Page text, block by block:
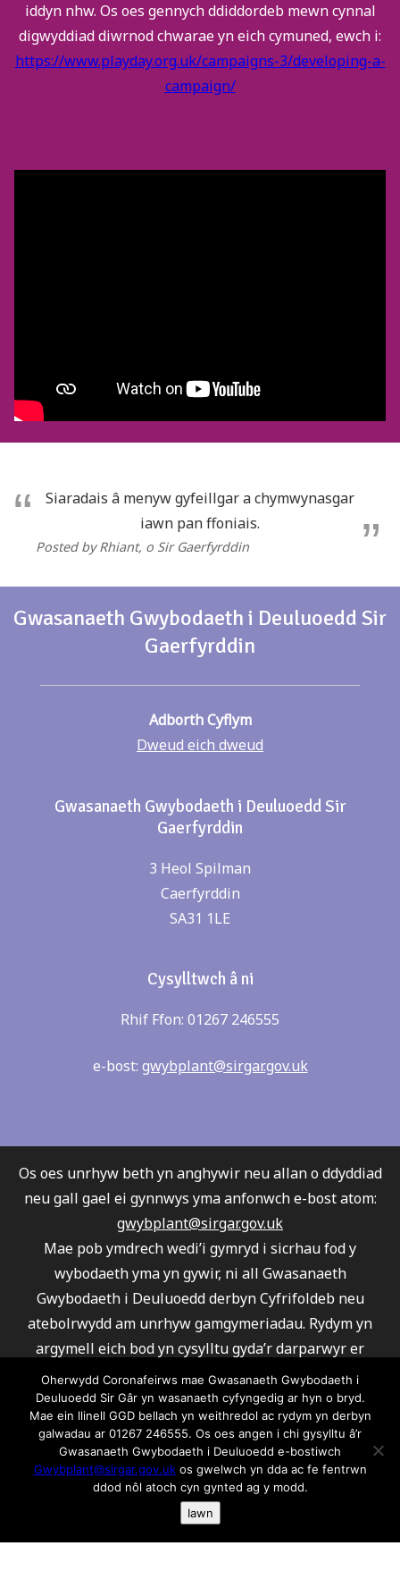
iddyn nhw. Os oes gennych ddiddordeb mewn cynnal
digwyddiad diwrnod chwarae yn eich cymuned, ewch i:
https://www.playday.org.uk/campaigns-3/developing-a-
campaign/
Siaradais â menyw gyfeillgar a chymwynasgar
iawn pan ffoniais.
Posted by Rhiant, o Sir Gaerfyrddin
Gwasanaeth Gwybodaeth i Deuluoedd Sir
Gaerfyrddin
Adborth Cyflym
Dweud eich dweud
Gwasanaeth Gwybodaeth i Deuluoedd Sir
Gaerfyrddin
3 Heol Spilman
Caerfyrddin
SA31 1LE
Cysylltwch â ni
Rhif Ffon: 01267 246555
e-bost: gwybplant@sirgar.gov.uk
Os oes unrhyw beth yn anghywir neu allan o ddyddiad
neu gall gael ei gynnwys yma anfonwch e-bost atom:
gwybplant@sirgar.gov.uk
Mae pob ymdrech wedi’i gymryd i sicrhau fod y
wybodaeth yma yn gywir, ni all Gwasanaeth
Gwybodaeth i Deuluoedd derbyn Cyfrifoldeb neu
atebolrwydd am unrhyw gamgymeriadau. Rydym yn
argymell eich bod yn cysylltu gyda’r darparwyr er
mwyn sicrhau fod eu gwasanaeth yn ateb eich
gofynion.
Ni all Gwasanaeth Gwybodaeth i Deuluoedd argymell
unrhyw un o’r darparwyr a rhestrwyd.
Am wybodaeth ar gwcis ac fel rydym yn ei defnyddio
cliciwch yma os gwelwch yn dda
Oherwydd Coronafeirws mae Gwasanaeth Gwybodaeth i
Deuluoedd Sir Gâr yn wasanaeth cyfyngedig ar hyn o bryd.
Mae ein llinell GGD bellach yn weithredol ac rydym yn derbyn
galwadau ar 01267 246555. Os oes angen i chi gysylltu â’r
Gwasanaeth Gwybodaeth i Deuluoedd e-bostiwch
Gwybplant@sirgar.gov.ukos gwelwch yn dda ac fe fentrwn
ddod nôl atoch cyn gynted ag y modd.
Iawn